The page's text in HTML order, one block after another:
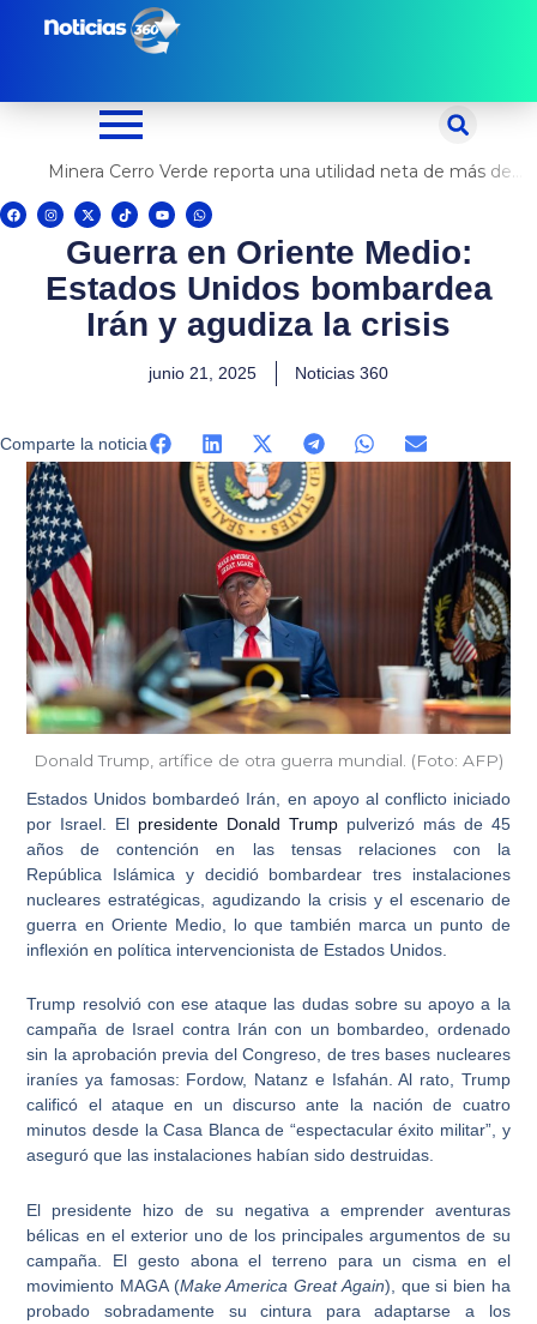
Minera Cerro Verde reporta una utilidad neta de más de US$ 500 millones
F
a
c
I
n
s
r
a
X
-
t
w
i
t
e
r
T
i
k
t
o
k
Y
o
u
t
u
e
W
h
a
t
s
p
Guerra en Oriente Medio:
Estados Unidos bombardea
Irán y agudiza la crisis
junio 21, 2025 Noticias 360
Comparte la noticia
Donald Trump, artífice de otra guerra mundial. (Foto: AFP)
Estados Unidos bombardeó Irán , en apoyo al conflicto iniciado
por Israel. El presidente Donald Trumppulverizó más de 45
años de contención en las tensas relaciones con la
República Islámica y decidió bombardear tres instalaciones
nucleares estratégicas, agudizando la crisis y el escenario de
guerra en Oriente Medio, lo que también marca un punto de
inflexión en política intervencionista de Estados Unidos.
Trump resolvió con ese ataque las dudas sobre su apoyo a la
campaña de Israel contra Irán con un bombardeo, ordenado
sin la aprobación previa del Congreso, de tres bases nucleares
iraníes ya famosas: Fordow, Natanz e Isfahán. Al rato, Trump
calificó el ataque en un discurso ante la nación de cuatro
minutos desde la Casa Blanca de “espectacular éxito militar”, y
aseguró que las instalaciones habían sido destruidas.
El presidente hizo de su negativa a emprender aventuras
bélicas en el exterior uno de los principales argumentos de su
campaña. El gesto abona el terreno para un cisma en el
movimiento MAGA (Make America Great Again) , que si bien ha
probado sobradamente su cintura para adaptarse a los